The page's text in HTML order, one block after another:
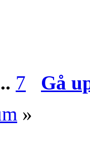
7
Gå
»